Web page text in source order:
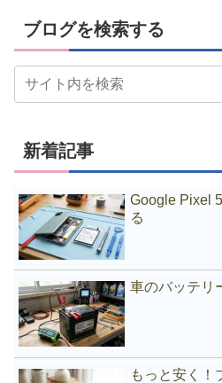
ブログを検索する
新着記事
Google Pixel
る
車のバッテリ
もっと安く！